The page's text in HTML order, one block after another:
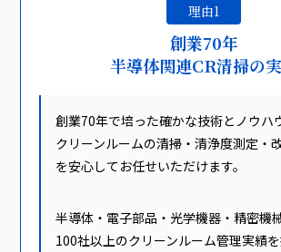
理由1
創業70年
半導体関連CR清掃の
創業70年で培った確かな技術とノウハ
クリーンルームの清掃・清浄度測定・
を安心してお任せいただけます。
半導体・電子部品・光学機器・精密機
100社以上のクリーンルーム管理実績